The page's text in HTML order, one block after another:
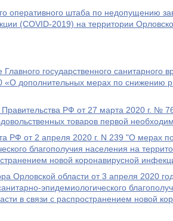
оперативного штаба по недопущению
(COVID-2019) на территории
Главного государственного
«О дополнительных мерах по снижению
РФ от 27 марта 2020 г. №
товаров первой
РФ от 2 апреля 2020 г. N 239 "О мерах
благополучия населения на
новой коронавирусной
Орловской области от 3 апреля 2020
эпидемиологического
в связи с распространением новой